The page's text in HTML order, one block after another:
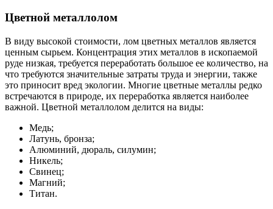
Цветной металлолом
В виду высокой стоимости, лом цветных металлов является
ценным сырьем. Концентрация этих металлов в ископаемой
руде низкая, требуется переработать большое ее количество, на
что требуются значительные затраты труда и энергии, также
это приносит вред экологии. Многие цветные металлы редко
встречаются в природе, их переработка является наиболее
важной. Цветной металлолом делится на виды:
Медь;
Латунь, бронза;
Алюминий, дюраль, силумин;
Никель;
Свинец;
Магний;
Титан.